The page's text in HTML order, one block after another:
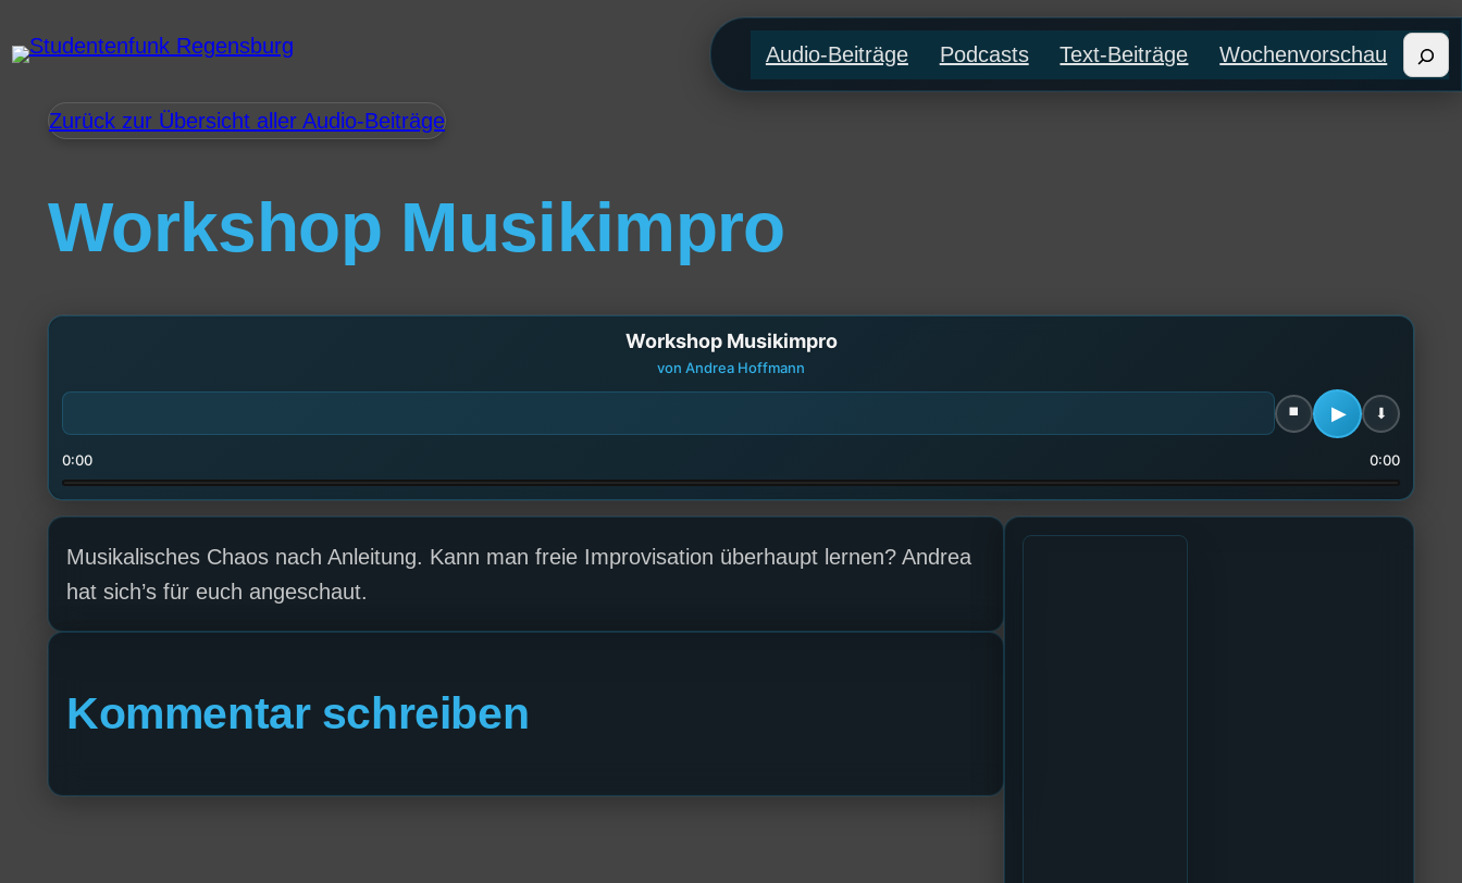
Audio-Beiträge Podcasts Text-Beiträge Wochenvorschau
Zurück zur Übersicht aller Audio-Beiträge
Workshop Musikimpro
Workshop Musikimpro
von Andrea Hoffmann
0:00 0:00
Musikalisches Chaos nach Anleitung. Kann man freie Improvisation überhaupt lernen? Andrea
hat sich’s für euch angeschaut.
Kommentar schreiben